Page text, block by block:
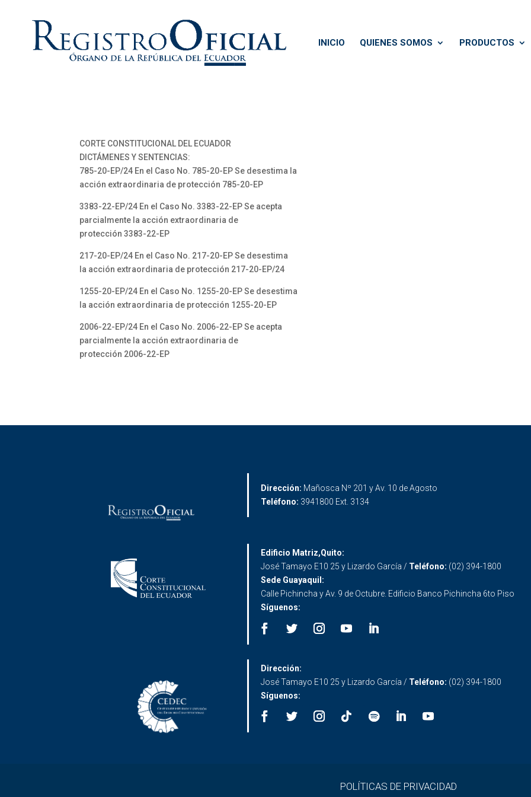
INICIO QUIENES SOMOS PRODUCTOS
CORTE CONSTITUCIONAL DEL ECUADOR
DICTÁMENES Y SENTENCIAS:
785-20-EP/24 En el Caso No. 785-20-EP Se desestima la
acción extraordinaria de protección 785-20-EP
3383-22-EP/24 En el Caso No. 3383-22-EP Se acepta
parcialmente la acción extraordinaria de
protección 3383-22-EP
217-20-EP/24 En el Caso No. 217-20-EP Se desestima
la acción extraordinaria de protección 217-20-EP/24
1255-20-EP/24 En el Caso No. 1255-20-EP Se desestima
la acción extraordinaria de protección 1255-20-EP
2006-22-EP/24 En el Caso No. 2006-22-EP Se acepta
parcialmente la acción extraordinaria de
protección 2006-22-EP
Dirección: Mañosca Nº 201 y Av. 10 de Agosto
Teléfono: 3941800 Ext. 3134
Edificio Matriz,Quito:
José Tamayo E10 25 y Lizardo García / Teléfono: (02) 394-1800
Sede Guayaquil:
Calle Pichincha y Av. 9 de Octubre. Edificio Banco Pichincha 6to Piso
Síguenos:
Dirección:
José Tamayo E10 25 y Lizardo García / Teléfono: (02) 394-1800
Síguenos:
POLÍTICAS DE PRIVACIDAD